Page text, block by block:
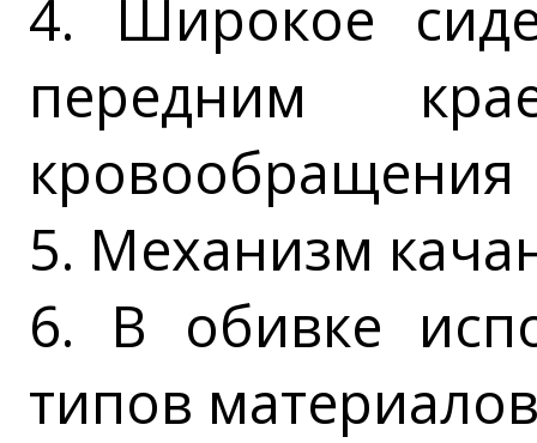
4. Широкое
передним
кровообращения
5. Механизм
6. В обивке
типов